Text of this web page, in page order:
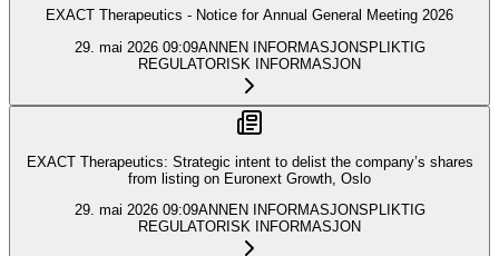
EXACT Therapeutics - Notice for Annual General Meeting 2026
29. mai 2026 09:09ANNEN INFORMASJONSPLIKTIG
REGULATORISK INFORMASJON
EXACT Therapeutics: Strategic intent to delist the company’s shares
from listing on Euronext Growth, Oslo
29. mai 2026 09:09ANNEN INFORMASJONSPLIKTIG
REGULATORISK INFORMASJON